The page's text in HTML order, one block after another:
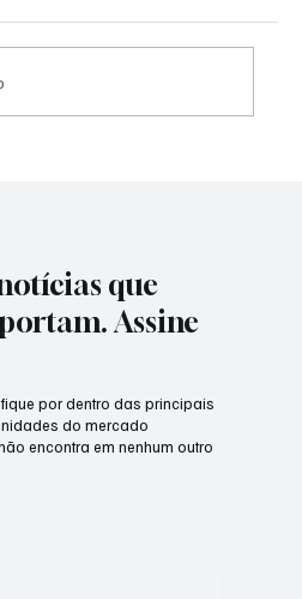
que
Assine
por dentro das principais
do mercado
encontra em nenhum outro